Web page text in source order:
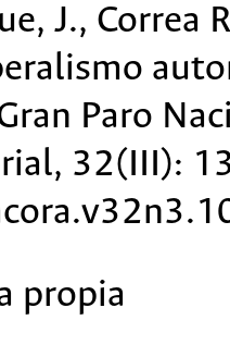
J., Correa
Paro
32(III):
propia